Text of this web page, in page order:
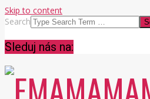
Skip to content
Search
Sleduj nás na: